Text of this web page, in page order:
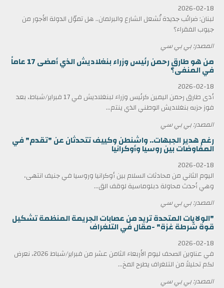
2026-02-18
لبنان: ضرائب جديدة تُشعل الشارع والبرلمان.. هل تموّل الدولة الأجور من
جيوب الفقراء؟
المصدر: بي بي سي
من هو طارق رحمن رئيس وزراء بنغلاديش الذي أمضى 17 عاماً
في المنفى؟
2026-02-18
أدى طارق رحمن اليمين كرئيس وزراء لبنغلاديش في 17 فبراير/شباط، بعد
فوز حزبه بنغلاديش الوطني الذي ينتم...
المصدر: بي بي سي
رغم هدير الجبهات.. واشنطن وكييف تتحدثان عن "تقدم" في
المفاوضات بين روسيا وأوكرانيا
2026-02-18
اليوم الثاني من محادثات السلام بين أوكرانيا وروسيا في جنيف انتهى،
وهي أحدث محاولة دبلوماسية لوقف الق...
المصدر: بي بي سي
"الولايات المتحدة تريد من عصابات الجريمة المنظمة تشكيل
قوة شرطة غزة" -مقال في التلغراف
2026-02-18
في عناوين الصحف ليوم الأربعاء الثامن عشر من فبراير/شباط 2026، نعرض
لكم تحليلاً من التلغراف يطرح المخ...
المصدر: بي بي سي